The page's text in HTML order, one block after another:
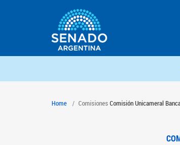
Home Comisiones Comisión Unicameral